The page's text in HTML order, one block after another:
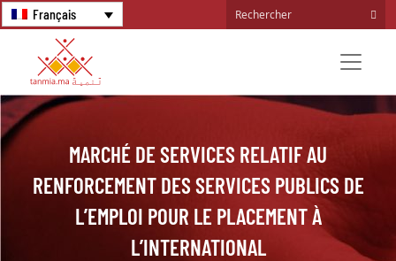
Français
MARCHÉ DE SERVICES RELATIF AU
RENFORCEMENT DES SERVICES PUBLICS DE
L’EMPLOI POUR LE PLACEMENT À
L’INTERNATIONAL